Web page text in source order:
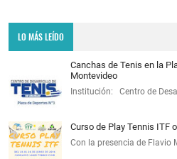
LO MÁS LEÍDO
Canchas de Tenis en la
Montevideo
Institución: Centro de
Curso de Play Tennis ITF
Con la presencia de Flavio